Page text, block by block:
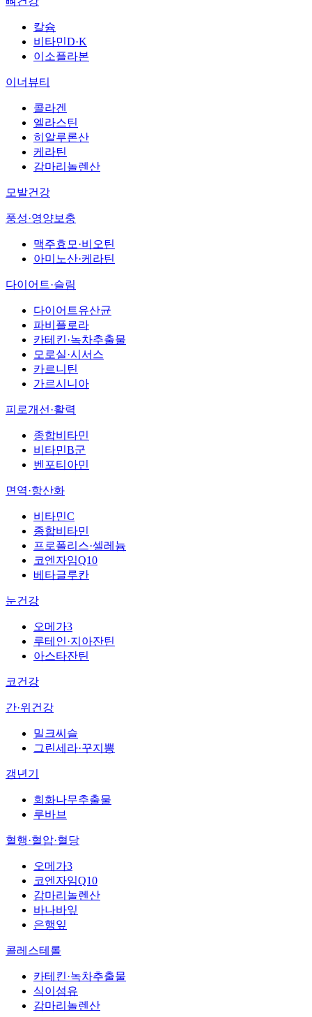
칼슘
비타민D·K
이소플라본
이너뷰티
콜라겐
엘라스틴
히알루론산
케라틴
감마리놀렌산
모발건강
풍성·영양보충
맥주효모·비오틴
아미노산·케라틴
다이어트·슬림
다이어트유산균
파비플로라
카테킨·녹차추출물
모로실·시서스
카르니틴
가르시니아
피로개선·활력
종합비타민
비타민B군
벤포티아민
면역·항산화
비타민C
종합비타민
프로폴리스·셀레늄
코엔자임Q10
베타글루칸
눈건강
오메가3
루테인·지아잔틴
아스타잔틴
코건강
간·위건강
밀크씨슬
그린세라·꾸지뽕
갱년기
회화나무추출물
루바브
혈행·혈압·혈당
오메가3
코엔자임Q10
감마리놀렌산
바나바잎
은행잎
콜레스테롤
카테킨·녹차추출물
식이섬유
감마리놀렌산